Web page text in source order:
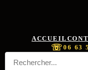
ACCUEIL
☏06 63